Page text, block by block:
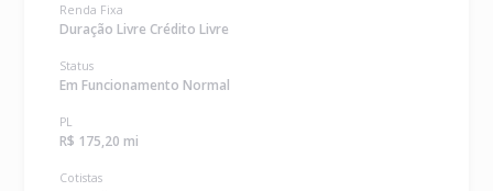
Renda Fixa
Duração Livre Crédito Livre
Status
Em Funcionamento Normal
PL
R$ 175,20 mi
Cotistas